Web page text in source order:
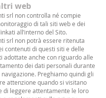
web
srl non controlla né compie
di tali siti web e dei
all’interno del Sito.
srl non potrà essere ritenuta
contenuti di questi siti e delle
adottate anche con riguardo alle
dei dati personali durante
Preghiamo quindi gli
attenzione quando si visitano
di leggere attentamente le loro